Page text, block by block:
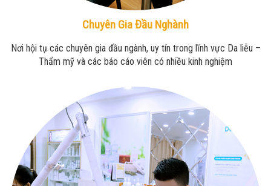
Chuyên Gia Đầu Nghành
Nơi hội tụ các chuyên gia đầu ngành, uy tín trong lĩnh vực Da liễu –
Thẩm mỹ và các báo cáo viên có nhiều kinh nghiệm